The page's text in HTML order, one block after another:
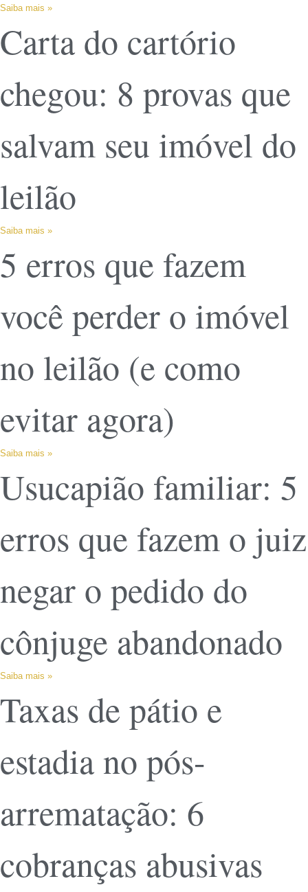
Saiba mais »
Carta do cartório
chegou: 8 provas que
salvam seu imóvel do
leilão
Saiba mais »
5 erros que fazem
você perder o imóvel
no leilão (e como
evitar agora)
Saiba mais »
Usucapião familiar: 5
erros que fazem o juiz
negar o pedido do
cônjuge abandonado
Saiba mais »
Taxas de pátio e
estadia no pós-
arrematação: 6
cobranças abusivas